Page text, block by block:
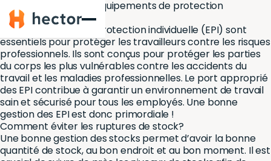
Hector
Comment gérer les équipements de protection
individuelle (EPI)?
Les équipements de protection individuelle (EPI) sont
essentiels pour protéger les travailleurs contre les risques
professionnels. Ils sont conçus pour protéger les parties
du corps les plus vulnérables contre les accidents du
travail et les maladies professionnelles. Le port approprié
des EPI contribue à garantir un environnement de travail
sain et sécurisé pour tous les employés. Une bonne
gestion des EPI est donc primordiale !
Comment éviter les ruptures de stock?
Une bonne gestion des stocks permet d’avoir la bonne
quantité de stock, au bon endroit et au bon moment. Il est